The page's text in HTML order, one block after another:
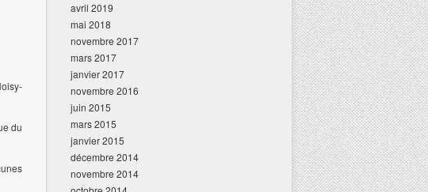
du
avril 2019
mai 2018
novembre 2017
mars 2017
janvier 2017
novembre 2016
juin 2015
mars 2015
janvier 2015
décembre 2014
novembre 2014